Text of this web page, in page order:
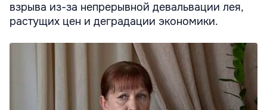
взрыва из-за непрерывной девальвации лея,
растущих цен и деградации экономики.